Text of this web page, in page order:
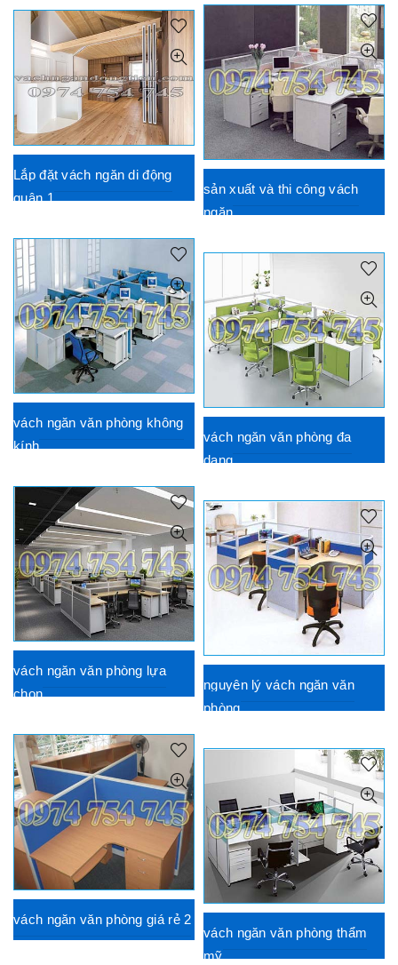
sản xuất và thi công vách
ngăn
Lắp đặt vách ngăn di động
quận 1
vách ngăn văn phòng không
kính
vách ngăn văn phòng đa
dạng
vách ngăn văn phòng lựa
chọn
nguyên lý vách ngăn văn
phòng
vách ngăn văn phòng giá rẻ 2
vách ngăn văn phòng thẩm
mỹ